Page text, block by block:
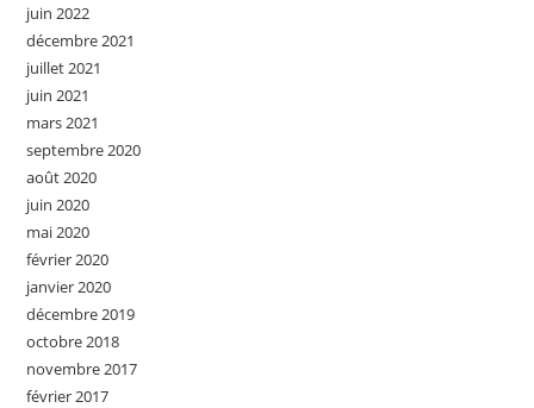
juin 2022
décembre 2021
juillet 2021
juin 2021
mars 2021
septembre 2020
août 2020
juin 2020
mai 2020
février 2020
janvier 2020
décembre 2019
octobre 2018
novembre 2017
février 2017